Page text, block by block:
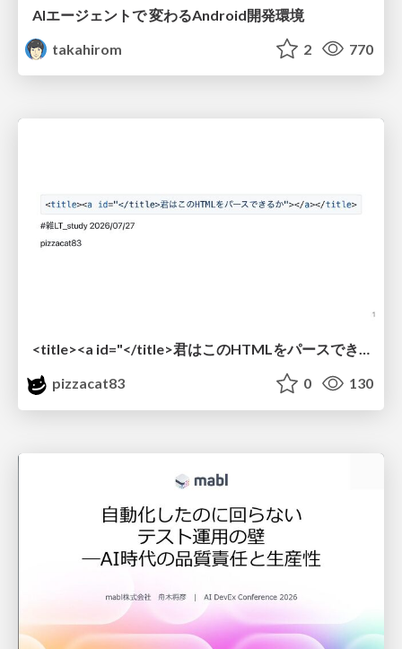
AIエージェントで 変わるAndroid開発環境
takahirom
2 770
<title><a id="</title>君はこのHTMLをパースできるか"></a></title> #雑LT_study
pizzacat83
0 130